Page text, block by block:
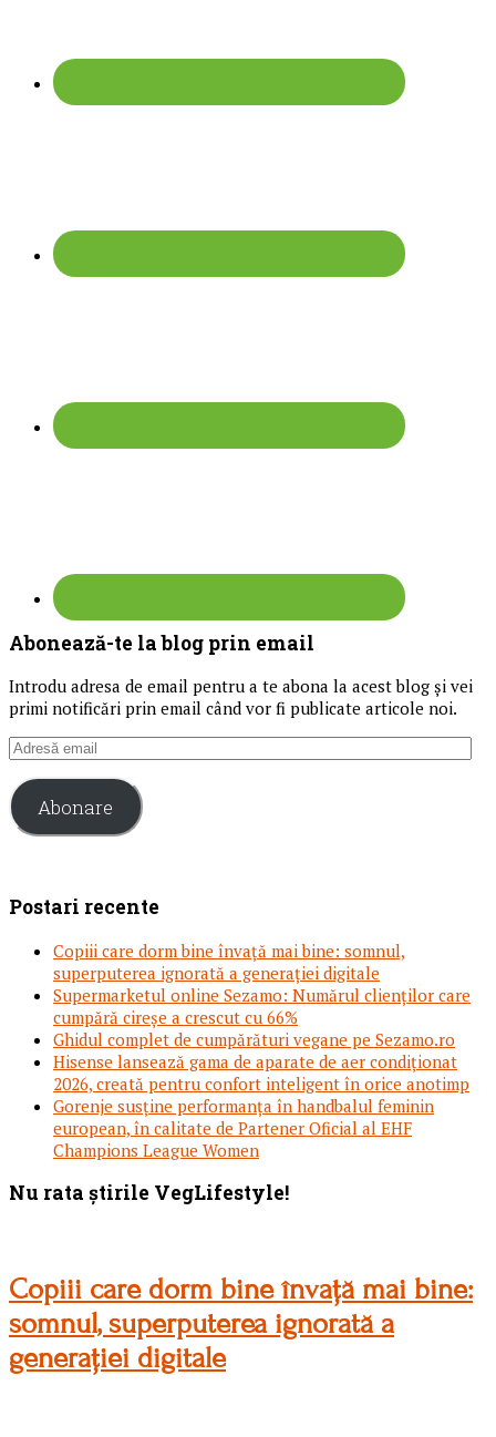
Abonează-te la blog prin email
Introdu adresa de email pentru a te abona la acest blog și vei
primi notificări prin email când vor fi publicate articole noi.
Adresă
Abonare
Postari recente
Copiii care dorm bine învață mai bine: somnul,
superputerea ignorată a generației digitale
Supermarketul online Sezamo: Numărul clienților care
cumpără cireșe a crescut cu 66%
Ghidul complet de cumpărături vegane pe Sezamo.ro
Hisense lansează gama de aparate de aer condiționat
2026, creată pentru confort inteligent în orice anotimp
Gorenje susține performanța în handbalul feminin
european, în calitate de Partener Oficial al EHF
Champions League Women
Footer
Nu rata știrile VegLifestyle!
Copiii care dorm bine învață mai bine:
somnul, superputerea ignorată a
generației digitale